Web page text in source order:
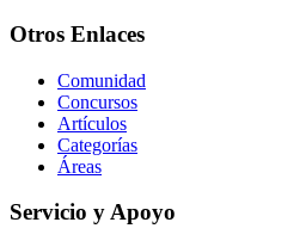
Otros Enlaces
Comunidad
Concursos
Artículos
Categorías
Áreas
Servicio y Apoyo